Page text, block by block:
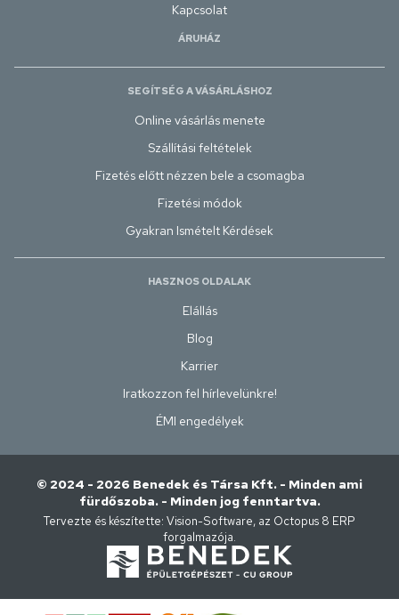
Kapcsolat
ÁRUHÁZ
SEGÍTSÉG A VÁSÁRLÁSHOZ
Online vásárlás menete
Szállítási feltételek
Fizetés előtt nézzen bele a csomagba
Fizetési módok
Gyakran Ismételt Kérdések
HASZNOS OLDALAK
Elállás
Blog
Karrier
Iratkozzon fel hírlevelünkre!
ÉMI engedélyek
© 2024 - 2026 Benedek és Társa Kft. - Minden ami
fürdőszoba. - Minden jog fenntartva.
Tervezte és készítette: Vision-Software, az Octopus 8 ERP
forgalmazója.